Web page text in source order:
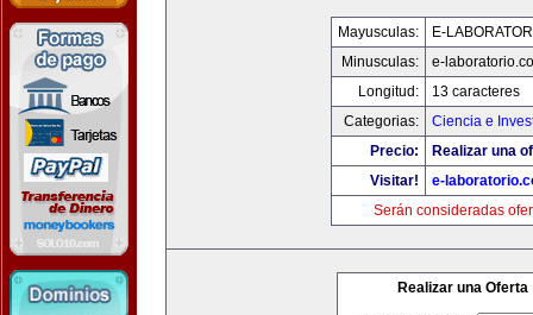
Mayusculas:
E-
Minusculas:
e-
Longitud:
13 caracteres
Categorias:
Ciencia e
Precio:
Realizar una
Visitar!
e-
Serán consideradas
Realizar una Oferta